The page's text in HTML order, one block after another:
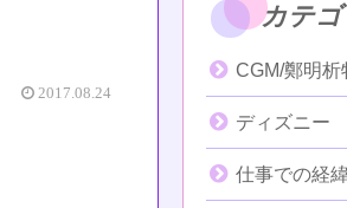
2017.08.24
カテ
CGM/鄭明析
ディズニー
仕事での経